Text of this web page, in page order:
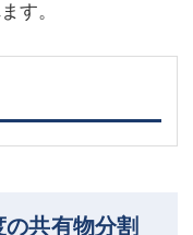
す。
の共有物分割